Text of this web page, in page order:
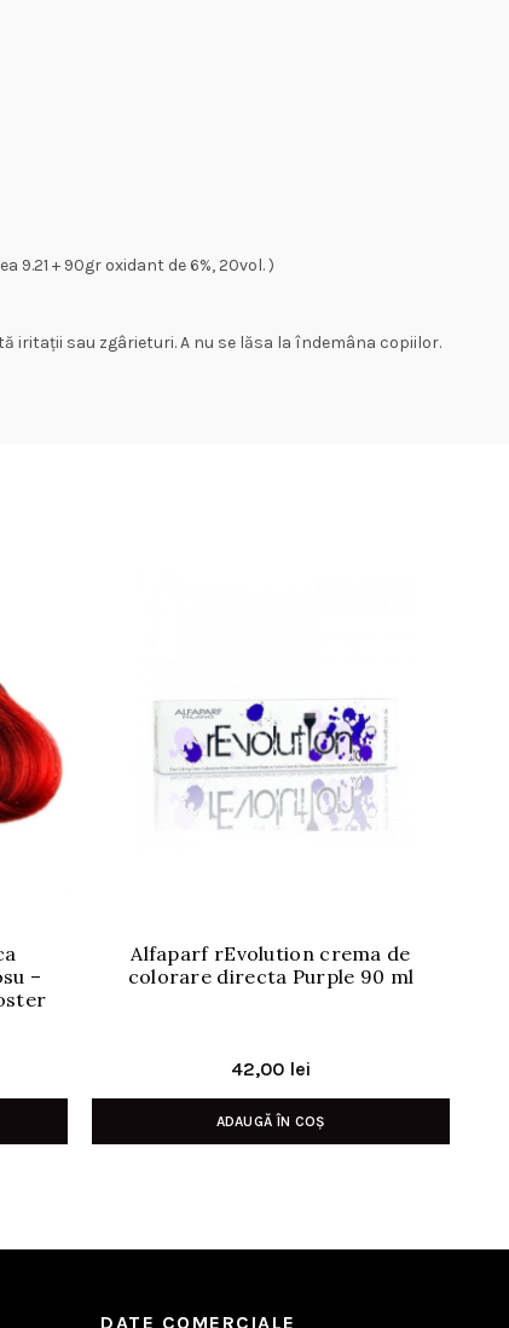
+ 90gr oxidant de 6%, 20vol. )
iritații sau zgârieturi. A nu se lăsa la îndemâna copiilor.
–
Alfaparf rEvolution crema de
colorare directa Purple 90 ml
42,00 lei
ADAUGĂ ÎN COȘ
DATE COMERCIALE